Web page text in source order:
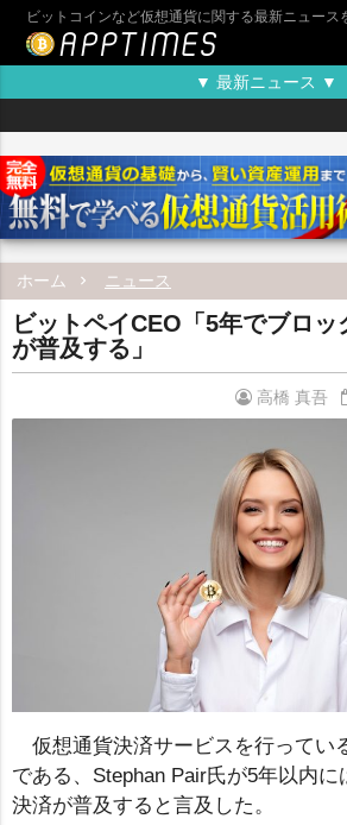
ビットコインなど仮想通貨に関する最新ニュース
▼ 最新ニュース ▼
ホーム ニュース
ビットペイCEO「5年でブロ
が普及する」
高橋 真吾
仮想通貨決済サービスを行ってい
である、Stephan Pair氏が5年以内
決済が普及すると言及した。